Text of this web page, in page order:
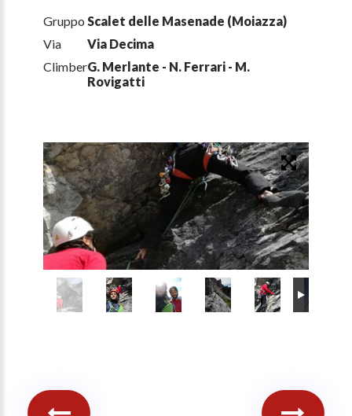
Gruppo Scalet delle Masenade (Moiazza)
Via
Via Decima
ClimberG. Merlante - N. Ferrari - M.
Rovigatti